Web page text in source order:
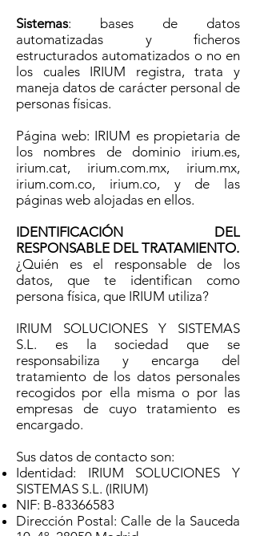
Sistemas: bases de datos
automatizadas y ficheros
estructurados automatizados o no en
los cuales IRIUM registra, trata y
maneja datos de carácter personal de
personas físicas.
Página web: IRIUM es propietaria de
los nombres de dominio irium.es,
irium.cat, irium.com.mx, irium.mx,
irium.com.co, irium.co, y de las
páginas web alojadas en ellos.
IDENTIFICACIÓN DEL
RESPONSABLE DEL TRATAMIENTO.
¿Quién es el responsable de los
datos, que te identifican como
persona física, que IRIUM utiliza?
IRIUM SOLUCIONES Y SISTEMAS
S.L. es la sociedad que se
responsabiliza y encarga del
tratamiento de los datos personales
recogidos por ella misma o por las
empresas de cuyo tratamiento es
encargado.
Sus datos de contacto son:
Identidad: IRIUM SOLUCIONES Y
SISTEMAS S.L. (IRIUM)
NIF: B-83366583
Dirección Postal: Calle de la Sauceda